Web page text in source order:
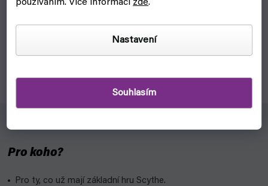
používáním. Více informací zde.
Nastavení
Souhlasím
Pro koho?
Pro ty, co už mají základní hru Scythe.